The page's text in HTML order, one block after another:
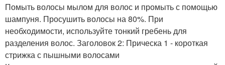
Помыть волосы мылом для волос и промыть с помощью
шампуня. Просушить волосы на 80%. При
необходимости, используйте тонкий гребень для
разделения волос. Заголовок 2: Прическа 1 - короткая
стрижка с пышными волосами